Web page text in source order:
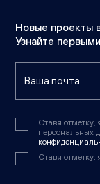
Новые проекты
Узнайте
Ставя отметку,
персональных
Ставя отметку,